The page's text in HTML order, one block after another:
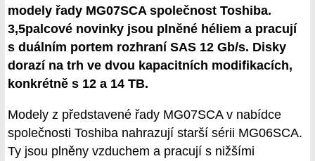
modely řady MG07SCA společnost Toshiba.
3,5palcové novinky jsou plněné héliem a pracují
s duálním portem rozhraní SAS 12 Gb/s. Disky
dorazí na trh ve dvou kapacitních modifikacích,
konkrétně s 12 a 14 TB.
Modely z představené řady MG07SCA v nabídce
společnosti Toshiba nahrazují starší sérii MG06SCA.
Ty jsou plněny vzduchem a pracují s nižšími